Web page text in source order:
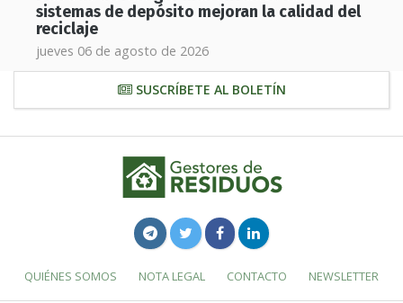
sistemas de depósito mejoran la calidad del
reciclaje
jueves 06 de agosto de 2026
SUSCRÍBETE AL BOLETÍN
QUIÉNES SOMOS NOTA LEGAL CONTACTO NEWSLETTER